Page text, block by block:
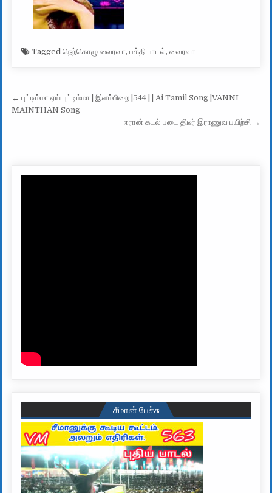
Taggedநெற்கொழு வைரவா,பக்தி பாடல்,வைரவா
Post navigation
← புட்டிம்மா ஏய் புட்டிம்மா | இளம்பிறை |544 | | Ai Tamil Song |VANNI
MAINTHAN Song
ஈரான் கடல் படை திடீர் இராணுவ பயிற்சி →
சீமான் பேச்சு